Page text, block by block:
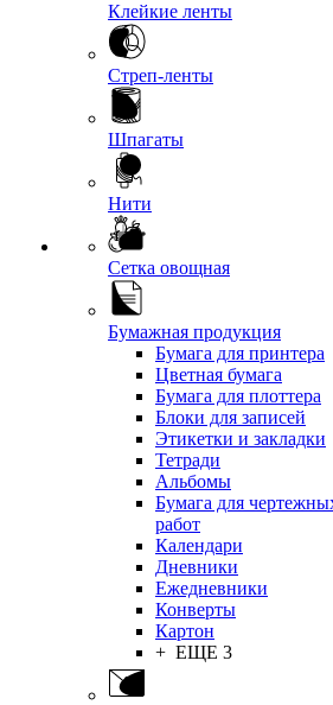
Клейкие ленты
Стреп-ленты
Шпагаты
Нити
Сетка овощная
Бумажная продукция
Бумага для принтера
Цветная бумага
Бумага для плоттера
Блоки для записей
Этикетки и закладки
Тетради
Альбомы
Бумага для
работ
Календари
Дневники
Ежедневники
Конверты
Картон
+ ЕЩЕ 3